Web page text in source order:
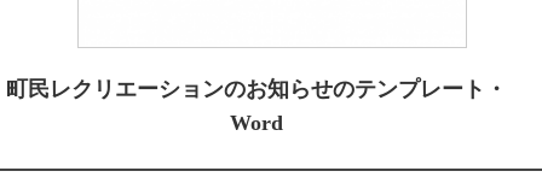
町民レクリエーションのお知らせのテンプレート・
Word